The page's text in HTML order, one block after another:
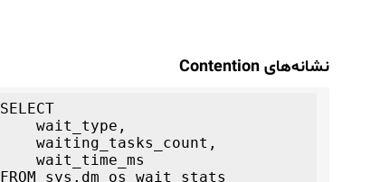
نشانه‌های Contention
SELECT
FROM sys.dm_os_wait_stats